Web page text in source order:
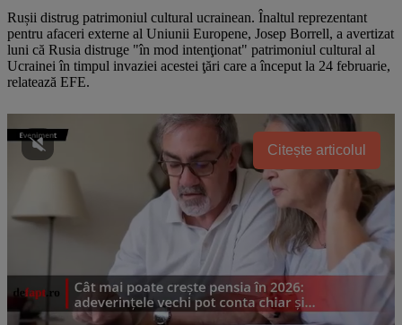
Rușii distrug patrimoniul cultural ucrainean. Înaltul reprezentant
pentru afaceri externe al Uniunii Europene, Josep Borrell, a avertizat
luni că Rusia distruge "în mod intenţionat" patrimoniul cultural al
Ucrainei în timpul invaziei acestei ţări care a început la 24 februarie,
relatează EFE.
Citește articolul